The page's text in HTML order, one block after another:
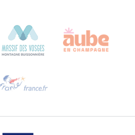
ons een e-mail